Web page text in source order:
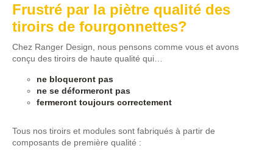
Frustré par la piètre qualité des
tiroirs de fourgonnettes?
Chez Ranger Design, nous pensons comme vous et avons
conçu des tiroirs de haute qualité qui…
ne bloqueront pas
ne se déformeront pas
fermeront toujours correctement
Tous nos tiroirs et modules sont fabriqués à partir de
composants de première qualité :